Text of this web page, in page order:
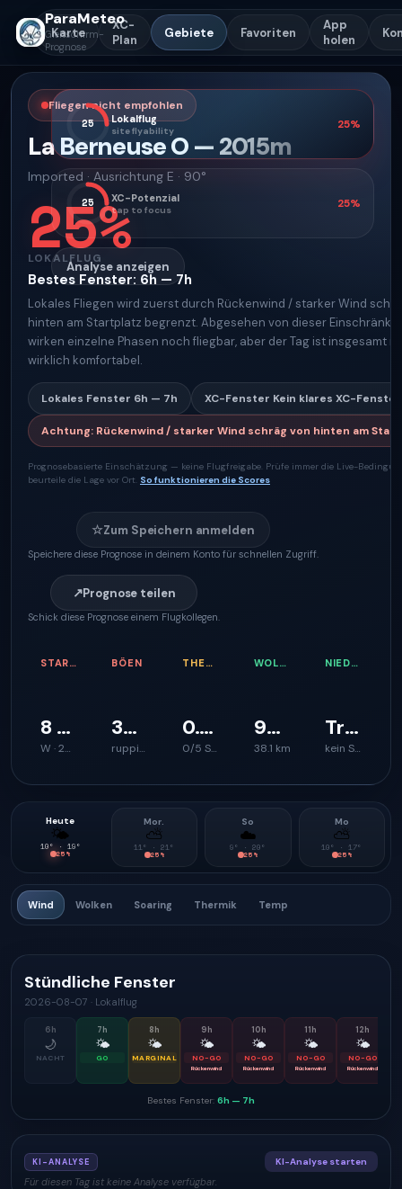
ParaMeteo
Gleitschirm-
Prognose
Karte
XC-
Plan
Gebiete Favoriten
App
holen
Fliegen nicht empfohlen
La Berneuse O— 2015m
Imported · Ausrichtung E · 90°
25%
LOKALFLUG
Bestes Fenster: 6h — 7h
Lokales Fliegen wird zuerst durch Rückenwind / starker Wind
hinten am Startplatz begrenzt. Abgesehen von dieser
wirken einzelne Phasen noch fliegbar, aber der Tag ist insgesamt
wirklich komfortabel.
Lokales Fenster 6h — 7h XC-Fenster Kein klares XC-Fenster
Achtung: Rückenwind / starker Wind schräg von hinten am
Prognosebasierte Einschätzung — keine Flugfreigabe. Prüfe immer die Live-
beurteile die Lage vor Ort. So funktionieren die Scores
☆Zum Speichern anmelden
Speichere diese Prognose in deinem Konto für schnellen Zugriff.
↗Prognose teilen
Schick diese Prognose einem Flugkollegen.
25 Lokalflug
site flyability 25%
25 XC-Potenzial
tap to focus 25%
Analyse anzeigen
STARTWIND
8 km/h
W · 291°
BÖEN
30 km/h
ruppiger Start
THERMIKQUALITÄT
0.0 m/s
0/5 Steighilfe
WOLKENBASIS
966 m
38.1 km
NIEDERSCHLAGSRISIKO
Trocken
kein Signal
Heute
🌤
10° · 19°
25%
Mor.
⛅
11° ·21°
25%
So
☁️
9° ·20°
25%
Mo
⛅
10° · 17°
25%
Wind Wolken Soaring Thermik Temp
Stündliche Fenster
2026-08-07 · Lokalflug
6h
🌙
NACHT
7h
🌤
GO
8h
🌤
MARGINAL
9h
🌤
NO-GO
Rückenwind
10h
🌤
NO-GO
Rückenwind
11h
🌤
NO-GO
Rückenwind
12h
🌤
NO-GO
Rückenwind
Bestes Fenster: 6h — 7h
KI-ANALYSE KI-Analyse starten
Für diesen Tag ist keine Analyse verfügbar.